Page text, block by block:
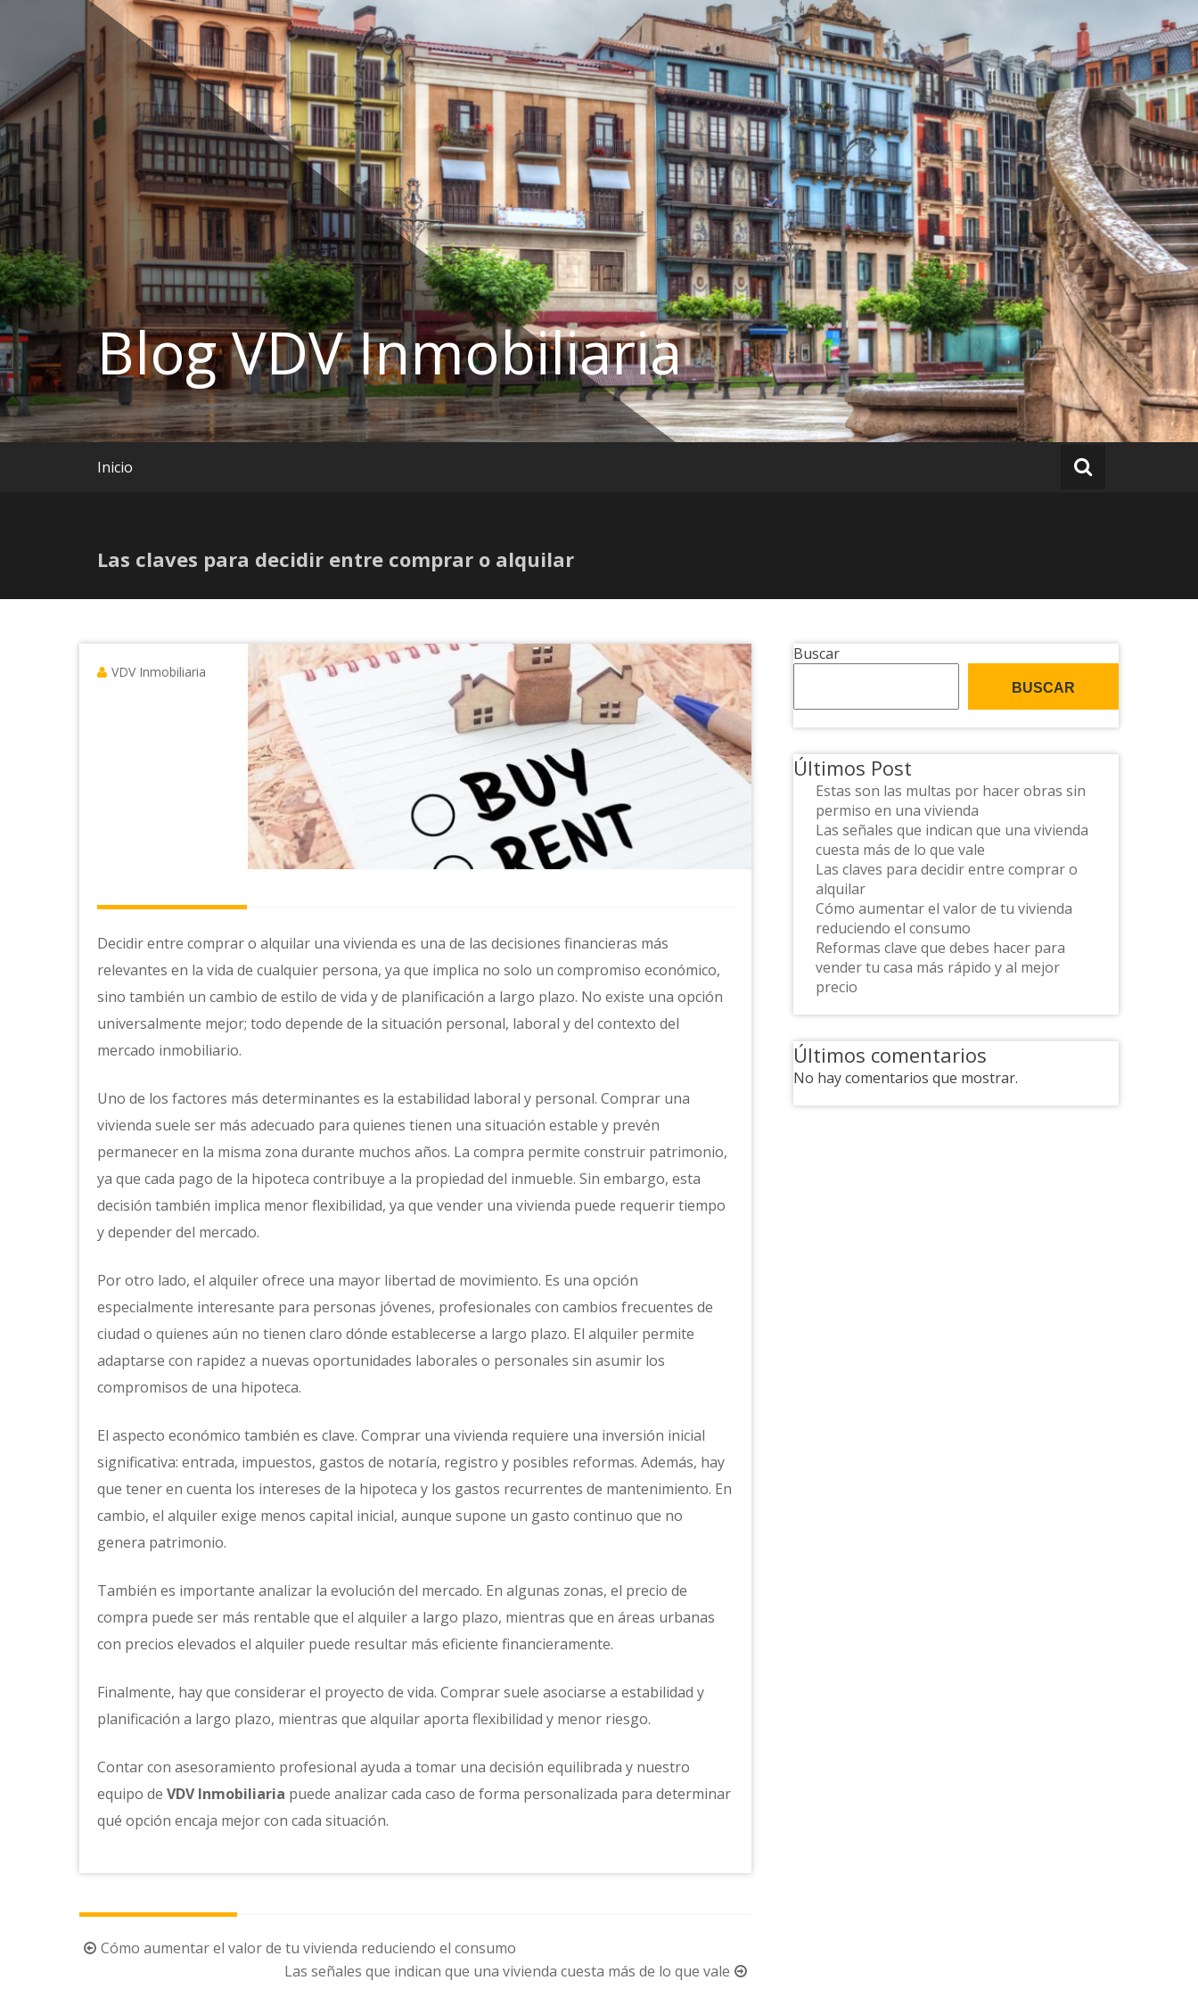
Blog VDV Inmobiliaria
Inicio
Las claves para decidir entre comprar o alquilar
VDV Inmobiliaria
Decidir entre comprar o alquilar una vivienda es una de las decisiones financieras más
relevantes en la vida de cualquier persona, ya que implica no solo un compromiso económico,
sino también un cambio de estilo de vida y de planificación a largo plazo. No existe una opción
universalmente mejor; todo depende de la situación personal, laboral y del contexto del
mercado inmobiliario.
Uno de los factores más determinantes es la estabilidad laboral y personal. Comprar una
vivienda suele ser más adecuado para quienes tienen una situación estable y prevén
permanecer en la misma zona durante muchos años. La compra permite construir patrimonio,
ya que cada pago de la hipoteca contribuye a la propiedad del inmueble. Sin embargo, esta
decisión también implica menor flexibilidad, ya que vender una vivienda puede requerir tiempo
y depender del mercado.
Por otro lado, el alquiler ofrece una mayor libertad de movimiento. Es una opción
especialmente interesante para personas jóvenes, profesionales con cambios frecuentes de
ciudad o quienes aún no tienen claro dónde establecerse a largo plazo. El alquiler permite
adaptarse con rapidez a nuevas oportunidades laborales o personales sin asumir los
compromisos de una hipoteca.
El aspecto económico también es clave. Comprar una vivienda requiere una inversión inicial
significativa: entrada, impuestos, gastos de notaría, registro y posibles reformas. Además, hay
que tener en cuenta los intereses de la hipoteca y los gastos recurrentes de mantenimiento. En
cambio, el alquiler exige menos capital inicial, aunque supone un gasto continuo que no
genera patrimonio.
También es importante analizar la evolución del mercado. En algunas zonas, el precio de
compra puede ser más rentable que el alquiler a largo plazo, mientras que en áreas urbanas
con precios elevados el alquiler puede resultar más eficiente financieramente.
Finalmente, hay que considerar el proyecto de vida. Comprar suele asociarse a estabilidad y
planificación a largo plazo, mientras que alquilar aporta flexibilidad y menor riesgo.
Contar con asesoramiento profesional ayuda a tomar una decisión equilibrada y nuestro
equipo de VDV Inmobiliaria puede analizar cada caso de forma personalizada para determinar
qué opción encaja mejor con cada situación.
Navegación
Cómo aumentar el valor de tu vivienda reduciendo el consumo
Las señales que indican que una vivienda cuesta más de lo que vale
Buscar
BUSCAR
Últimos Post
Estas son las multas por hacer obras sin
permiso en una vivienda
Las señales que indican que una vivienda
cuesta más de lo que vale
Las claves para decidir entre comprar o
alquilar
Cómo aumentar el valor de tu vivienda
reduciendo el consumo
Reformas clave que debes hacer para
vender tu casa más rápido y al mejor
precio
Últimos comentarios
No hay comentarios que mostrar.